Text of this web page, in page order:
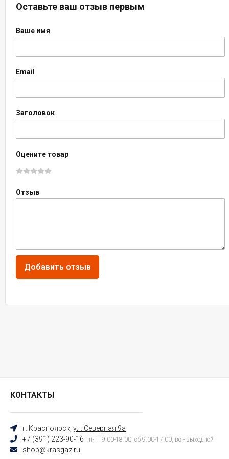
Оставьте ваш отзыв первым
Ваше имя
Email
Заголовок
Оцените товар
Отзыв
КОНТАКТЫ
г. Красноярск, ул. Северная 9а
+7 (391) 223-90-16 пн-пт 9:00-18:00, сб 9:00-17:00, вс - выходной
shop@krasgaz.ru